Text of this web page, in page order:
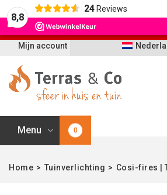
8,8
24 Reviews
Mijn account
Menu 0
Home > Tuinverlichting > Cosi-fires | Tuintafel
Let op: t/m 21 augustus worden
vertraagd geleverd i.v.m.